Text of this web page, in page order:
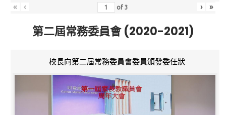
« ‹ of3 › »
第二屆常務委員會 (2020-2021)
校長向第二屆常務委員會委員頒發委任狀